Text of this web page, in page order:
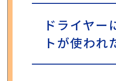
ドライヤー
トが使われ